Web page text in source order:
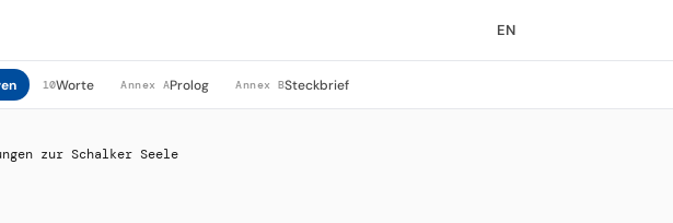
EN
10Worte Annex AProlog Annex BSteckbrief
zur Schalker Seele